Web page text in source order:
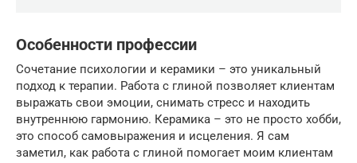
Особенности профессии
Сочетание психологии и керамики – это уникальный
подход к терапии. Работа с глиной позволяет клиентам
выражать свои эмоции, снимать стресс и находить
внутреннюю гармонию. Керамика – это не просто хобби,
это способ самовыражения и исцеления. Я сам
заметил, как работа с глиной помогает моим клиентам